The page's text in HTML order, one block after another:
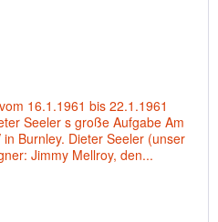
16.1.1961 bis 22.1.1961
Seeler s große Aufgabe Am
Burnley. Dieter Seeler (unser
Jimmy Mellroy, den...